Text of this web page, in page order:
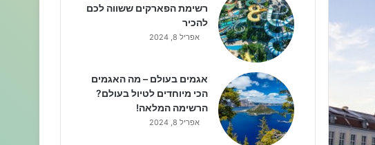
רשימת הפארקים ששווה לכם
להכיר
אפריל 8, 2024
אגמים בעולם – מה האגמים
הכי מיוחדים לטיול בעולם?
הרשימה המלאה!
אפריל 8, 2024